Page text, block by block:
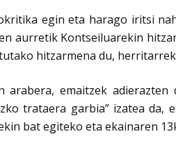
egin eta harago iritsi
aurretik Kontseiluarekin
hitzarmena du,
arabera, emaitzek
trataera garbia” izatea
bat egiteko eta ekainaren